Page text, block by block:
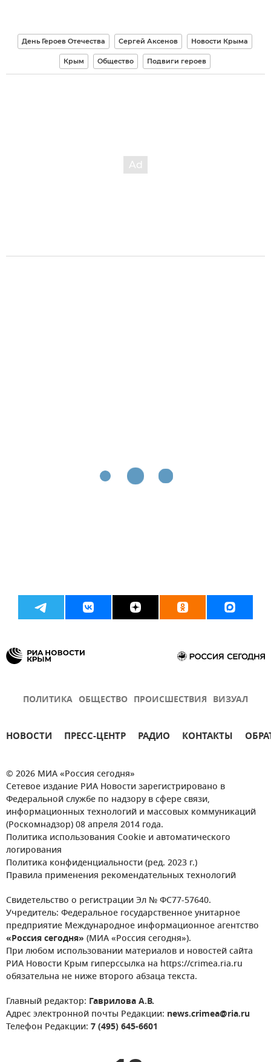
День Героев Отечества Сергей Аксенов Новости Крыма
Крым Общество Подвиги героев
ПОЛИТИКА ОБЩЕСТВО ПРОИСШЕСТВИЯ ВИЗУАЛ
НОВОСТИ ПРЕСС-ЦЕНТР РАДИО КОНТАКТЫ
© 2026 МИА «Россия сегодня»
Сетевое издание РИА Новости зарегистрировано в
Федеральной службе по надзору в сфере связи,
информационных технологий и массовых коммуникаций
(Роскомнадзор) 08 апреля 2014 года.
Политика использования Cookie и автоматического
логирования
Политика конфиденциальности (ред. 2023 г.)
Правила применения рекомендательных технологий
Свидетельство о регистрации Эл № ФС77-57640.
Учредитель: Федеральное государственное унитарное
предприятие Международное информационное агентство
«Россия сегодня» (МИА «Россия сегодня»).
При любом использовании материалов и новостей сайта
РИА Новости Крым гиперссылка на https://crimea.ria.ru
обязательна не ниже второго абзаца текста.
Главный редактор: Гаврилова А.В.
Адрес электронной почты Редакции: news.crimea@ria.ru
Телефон Редакции: 7 (495) 645-6601